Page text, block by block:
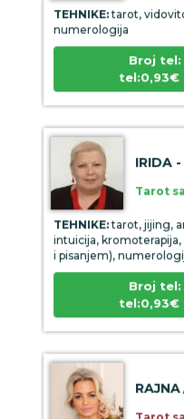
TEHNIKE: tarot,
numerologija
Broj
tel:0,93€
IRIDA
Tarot
TEHNIKE: tarot, jijing,
intuicija, kromoterapija,
i pisanjem),
Broj
tel:0,93€
RAJNA
Tarot